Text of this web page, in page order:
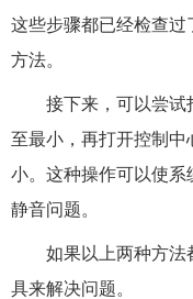
这些步骤都已经检查
方法。
接下来，可以尝试
至最小，再打开控制中
小。这种操作可以使系
静音问题。
如果以上两种方法
具来解决问题。